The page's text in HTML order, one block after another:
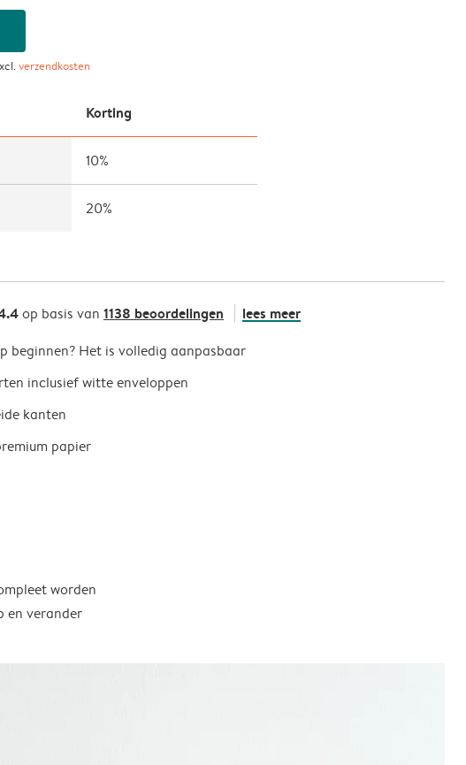
verzendkosten
Korting
10%
20%
op basis van 1138 beoordelingen lees meer
beginnen? Het is volledig aanpasbaar
inclusief witte enveloppen
kanten
papier
worden
en verander